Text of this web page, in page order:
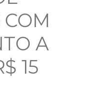
A
15